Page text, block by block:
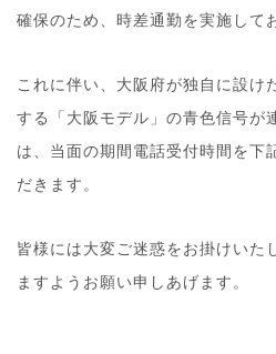
確保のため、時差通勤を実施して
これに伴い、大阪府が独自に設け
する「大阪モデル」の青色信号が
は、当面の期間電話受付時間を下
だきます。
皆様には大変ご迷惑をお掛けいた
ますようお願い申しあげます。